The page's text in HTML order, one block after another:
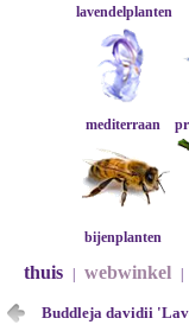
lavendelplanten
mediterraan
bijenplanten
thuis webwinkel
Buddleja davidii